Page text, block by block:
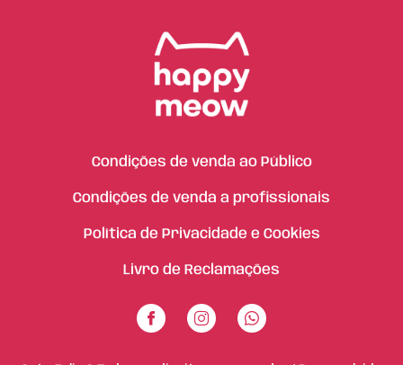
Condições de venda ao Público
Condições de venda a profissionais
Política de Privacidade e Cookies
Livro de Reclamações